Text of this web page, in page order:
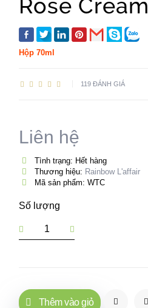
Rose Cream
Hộp 70ml
119 ĐÁNH GIÁ
Liên hệ
Tình trạng: Hết hàng
Thương hiệu: Rainbow L'affair
Mã sản phẩm: WTC
Số lượng
Thêm vào giỏ